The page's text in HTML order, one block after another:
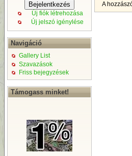
Új fiók létrehozása
Új jelszó igénylése
Navigáció
Gallery List
Szavazások
Friss bejegyzések
Támogass minket!
A